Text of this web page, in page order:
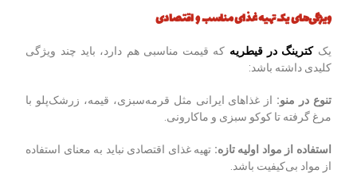
ویژگی‌های یک تهیه غذای مناسب و اقتصادی
یککترینگ در قیطریه که قیمت مناسبی هم دارد، باید چند ویژگی
کلیدی داشته باشد:
تنوع در منو: از غذاهای ایرانی مثل قرمه‌سبزی، قیمه، زرشک‌پلو با
مرغ گرفته تا کوکو سبزی و ماکارونی.
استفاده از مواد اولیه تازه: تهیه غذای اقتصادی نباید به معنای استفاده
از مواد بی‌کیفیت باشد.